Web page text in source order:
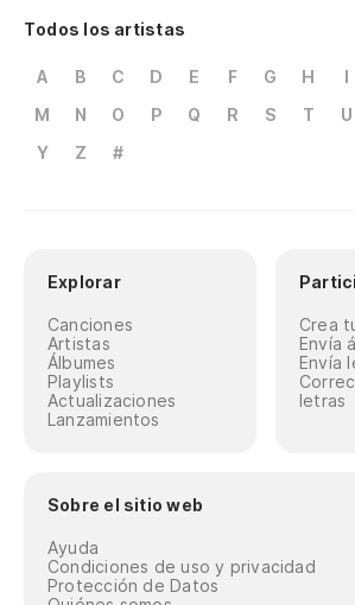
Todos los artistas
A B C D E F G H I
M
N O P Q R S T U
Y
Z #
Explorar
Canciones
Artistas
Álbumes
Playlists
Actualizaciones
Lanzamientos
Crea
Envía
Envía
letras
Sobre el sitio web
Ayuda
Condiciones de uso y privacidad
Protección de Datos